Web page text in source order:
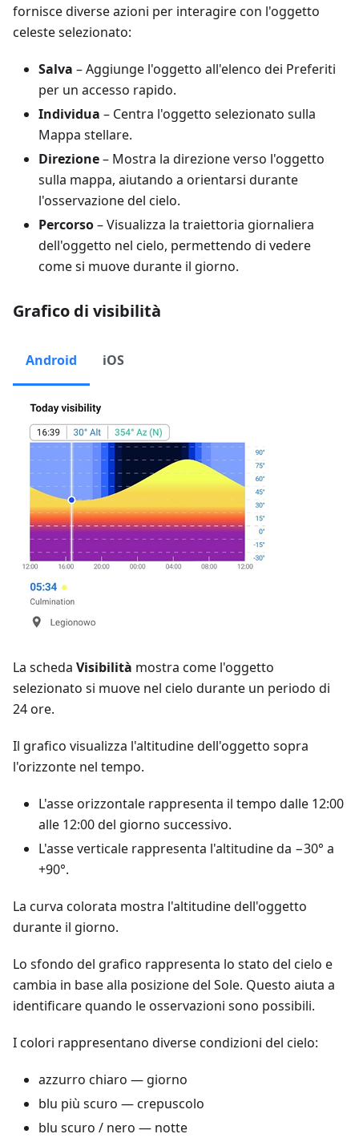
fornisce diverse azioni per interagire con l'oggetto
celeste selezionato:
Salva – Aggiunge l'oggetto all'elenco dei Preferiti
per un accesso rapido.
Individua – Centra l'oggetto selezionato sulla
Mappa stellare.
Direzione– Mostra la direzione verso l'oggetto
sulla mappa, aiutando a orientarsi durante
l'osservazione del cielo.
Percorso– Visualizza la traiettoria giornaliera
dell'oggetto nel cielo, permettendo di vedere
come si muove durante il giorno.
Grafico di visibilità
Android iOS
La scheda Visibilità mostra come l'oggetto
selezionato si muove nel cielo durante un periodo di
24 ore.
Il grafico visualizza l'altitudine dell'oggetto sopra
l'orizzonte nel tempo.
L'asse orizzontale rappresenta il tempo dalle 12:00
alle 12:00 del giorno successivo.
L'asse verticale rappresenta l'altitudine da −30° a
+90°.
La curva colorata mostra l'altitudine dell'oggetto
durante il giorno.
Lo sfondo del grafico rappresenta lo stato del cielo e
cambia in base alla posizione del Sole. Questo aiuta a
identificare quando le osservazioni sono possibili.
I colori rappresentano diverse condizioni del cielo:
azzurro chiaro — giorno
blu più scuro — crepuscolo
blu scuro / nero — notte